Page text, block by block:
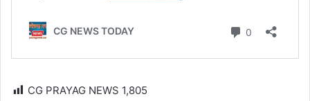
CG PRAYAG NEWS 1,805